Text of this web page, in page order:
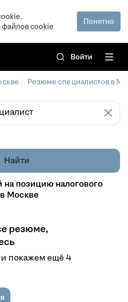
файлов cookie
Понятно
Войти
/ Резюме специалистов в
Найти
позицию налогового
Москве
резюме,
покажем ещё 4